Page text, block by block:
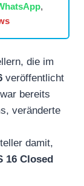
,
die im
veröffentlicht
bereits
veränderte
damit,
16 Closed